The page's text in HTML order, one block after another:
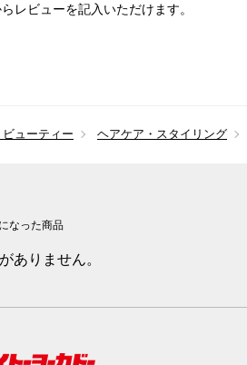
レビューを記入いただけます。
ューティー ヘアケア・スタイリング
なった商品
ありません。